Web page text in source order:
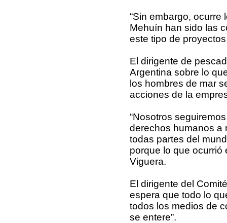
“Sin embargo,
Mehuín han sido las
este tipo de
El dirigente de
Argentina sobre lo
los hombres de mar
acciones de la
“Nosotros
derechos humanos a
todas partes del
porque lo que ocurrió
Viguera.
El dirigente del
espera que todo lo
todos los medios de
se entere”.